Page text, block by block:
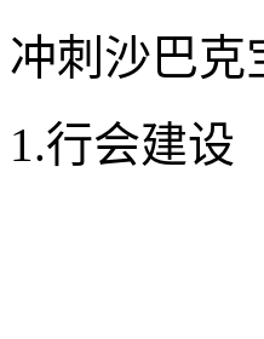
冲刺沙巴克
1.行会建设